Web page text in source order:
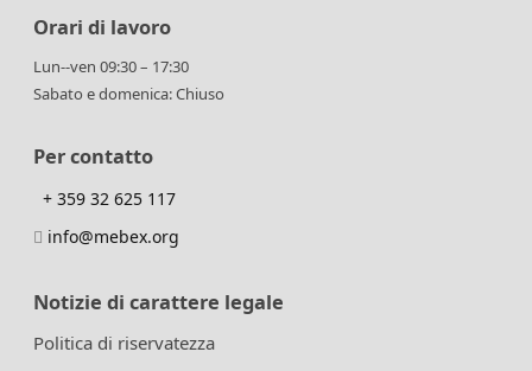
Orari di lavoro
Lun--ven 09:30 – 17:30
Sabato e domenica: Chiuso
Per contatto
+ 359 32 625 117
info@mebex.org
Notizie di carattere legale
Politica di riservatezza